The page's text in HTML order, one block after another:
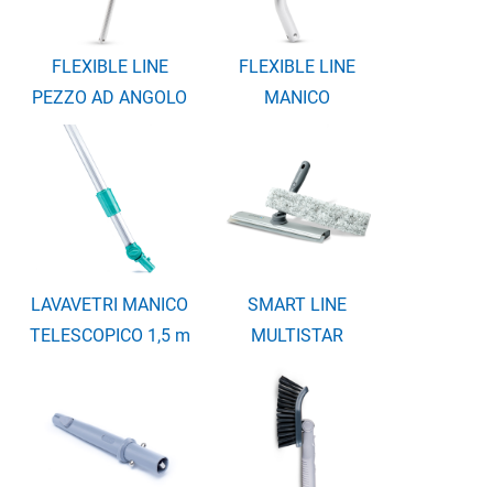
FLEXIBLE LINE
PEZZO AD ANGOLO
FLEXIBLE LINE
MANICO
LAVAVETRI MANICO
TELESCOPICO 1,5 m
SMART LINE
MULTISTAR